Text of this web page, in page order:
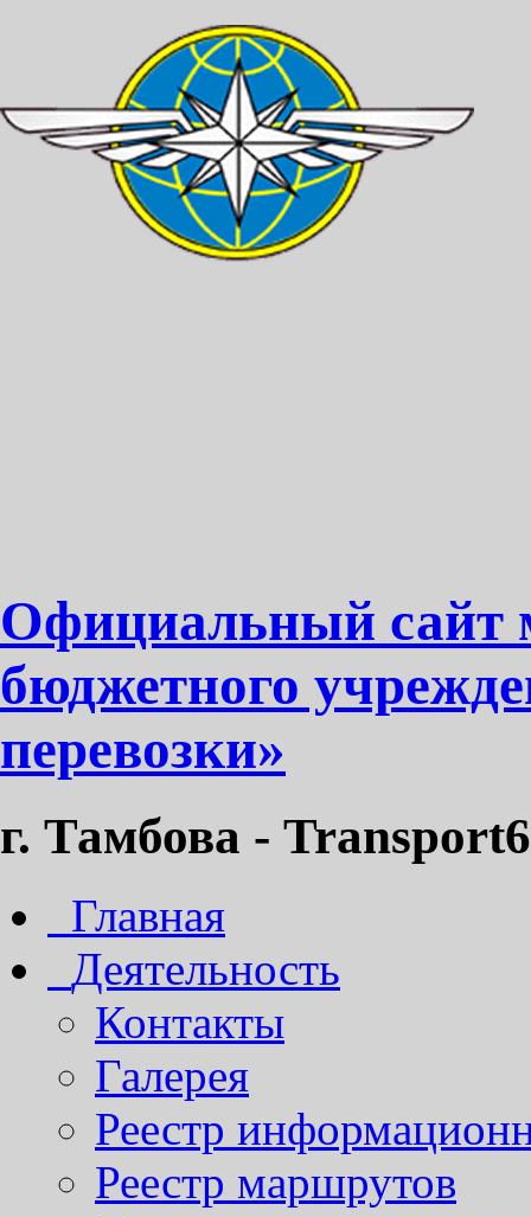
Официальный сайт
бюджетного
перевозки»
г. Тамбова -
Главная
Деятельность
Контакты
Галерея
Реестр
Реестр маршрутов